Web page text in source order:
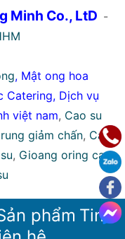
Minh Co., LtD -
, Mật ong hoa
Catering, Dịch vụ
việt nam, Cao su
giảm chấn, Cao
, Gioang oring cao
phẩm Tin